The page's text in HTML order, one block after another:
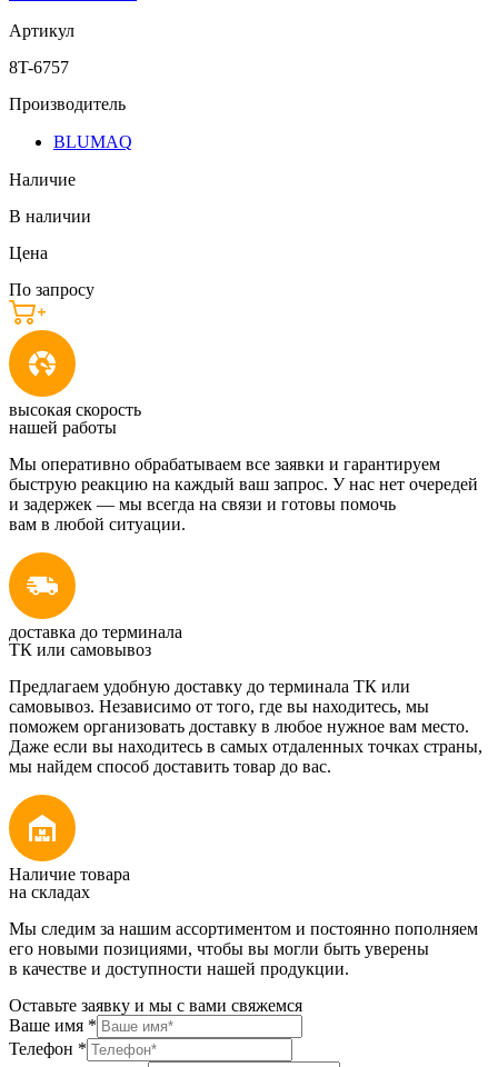
Артикул
8T-6757
Производитель
BLUMAQ
Наличие
В наличии
Цена
По запросу
высокая скорость
нашей работы
Мы оперативно обрабатываем все заявки и гарантируем
быструю реакцию на каждый ваш запрос. У нас нет очередей
и задержек — мы всегда на связи и готовы помочь
вам в любой ситуации.
доставка до терминала
ТК или самовывоз
Предлагаем удобную доставку до терминала ТК или
самовывоз. Независимо от того, где вы находитесь, мы
поможем организовать доставку в любое нужное вам место.
Даже если вы находитесь в самых отдаленных точках страны,
мы найдем способ доставить товар до вас.
Наличие товара
на складах
Мы следим за нашим ассортиментом и постоянно пополняем
его новыми позициями, чтобы вы могли быть уверены
в качестве и доступности нашей продукции.
Оставьте заявку и мы с вами свяжемся
Ваше имя *
Телефон *